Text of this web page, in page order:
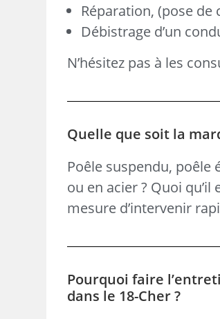
Réparation, (pose de
Débistrage d’un
N’hésitez pas à les
Quelle que soit la
Poêle suspendu, poêle
ou en acier ? Quoi
mesure d’intervenir
Pourquoi faire
dans le 18-Cher ?